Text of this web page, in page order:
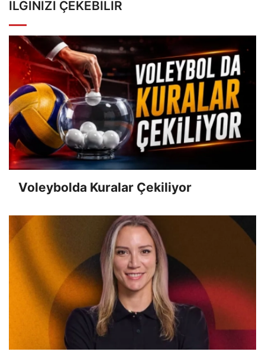
İLGINIZI ÇEKEBILIR
Voleybolda Kuralar Çekiliyor